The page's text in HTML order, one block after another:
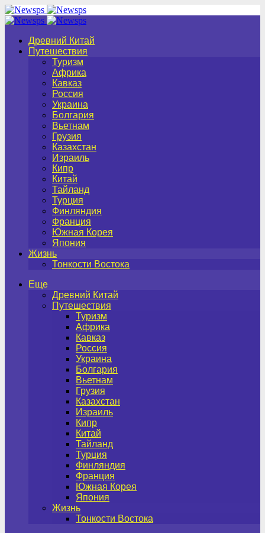
Древний Китай
Путешествия
Туризм
Африка
Кавказ
Россия
Украина
Болгария
Вьетнам
Грузия
Казахстан
Израиль
Кипр
Китай
Тайланд
Турция
Финляндия
Франция
Южная Корея
Япония
Жизнь
Тонкости Востока
Еще
Древний Китай
Путешествия
Туризм
Африка
Кавказ
Россия
Украина
Болгария
Вьетнам
Грузия
Казахстан
Израиль
Кипр
Китай
Тайланд
Турция
Финляндия
Франция
Южная Корея
Япония
Жизнь
Тонкости Востока